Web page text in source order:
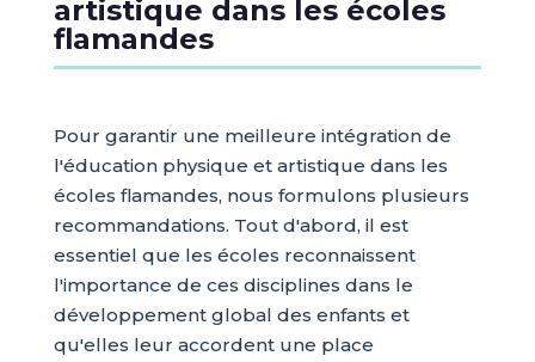
artistique dans les écoles
flamandes
Pour garantir une meilleure intégration de
l'éducation physique et artistique dans les
écoles flamandes, nous formulons plusieurs
recommandations. Tout d'abord, il est
essentiel que les écoles reconnaissent
l'importance de ces disciplines dans le
développement global des enfants et
qu'elles leur accordent une place